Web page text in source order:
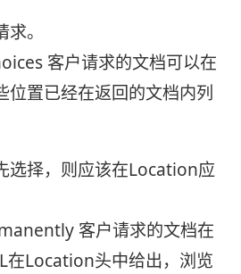
。
客户请求的文档可以在
位置已经在返回的文档内列
选择，则应该在Location应
客户请求的文档在
在Location头中给出，浏览